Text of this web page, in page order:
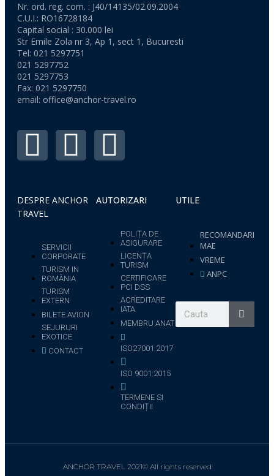
Nr. ord. reg. com. : J40/14135/02.09.2004
C.U.I.: RO16728184
Capital social : 30.000 lei
Str Emile Zola nr 3, Ap 1, sect 1, Bucuresti
Tel: 021 5297751
021 5297752
021 5297753
Fax: 021 5297750
email: office@anchor-travel.ro
DESPRE ANCHOR
TRAVEL
SERVICII
CORPORATE
TURISM IN
ROMÂNIA
TURISM
EXTERN
BILETE AVION
SEJURURI
EXOTICE
CONTACT
AUTORIZARI
POLIȚA DE
ASIGURARE
LICENȚA
TURISM
CERTIFICARE
PCI DSS
ACREDITARE
IATA
MEMBRU ANAT
ISO27001:2017
ISO 9001:2015
TERMENE SI
CONDIȚII
UTILE
RECOMANDARI
MAE
VREME
ANPC
ANCHOR TRAVEL 2021© All rights reserved